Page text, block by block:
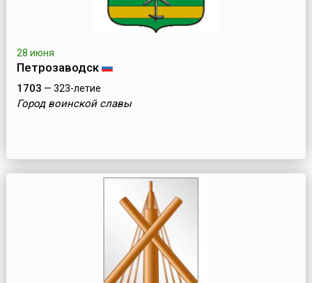
28 июня
Петрозаводск
1703 — 323-летие
Город воинской славы